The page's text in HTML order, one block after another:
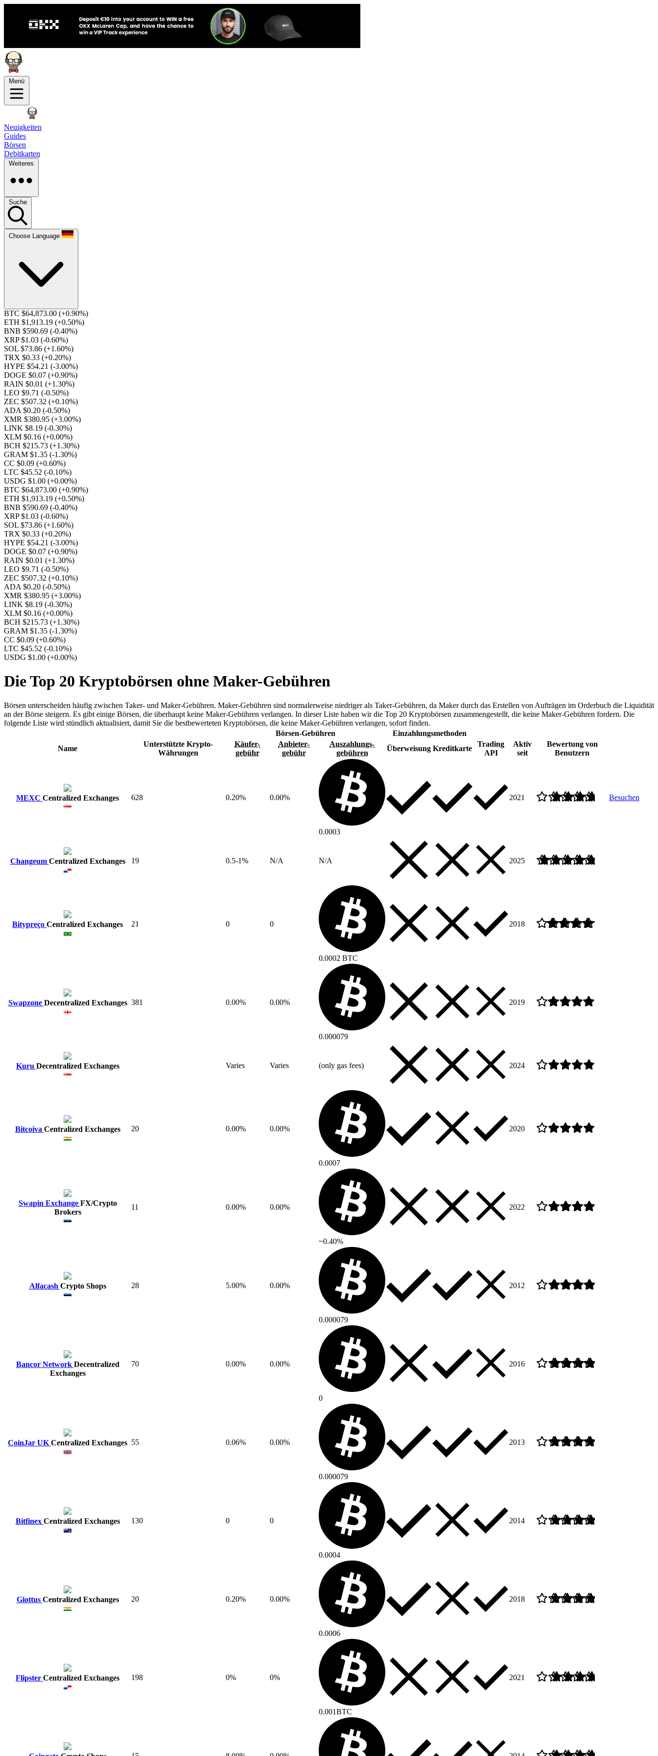
Menü
Neuigkeiten
Guides
Börsen
Debitkarten
Weiteres
Suche
Choose Language
BTC $64,873.00 (+0.90%)
ETH $1,913.19 (+0.50%)
BNB $590.69 (-0.40%)
XRP $1.03 (-0.60%)
SOL $73.86 (+1.60%)
TRX $0.33 (+0.20%)
HYPE $54.21 (-3.00%)
DOGE $0.07 (+0.90%)
RAIN $0.01 (+1.30%)
LEO $9.71 (-0.50%)
ZEC $507.32 (+0.10%)
ADA $0.20 (-0.50%)
XMR $380.95 (+3.00%)
LINK $8.19 (-0.30%)
XLM $0.16 (+0.00%)
BCH $215.73 (+1.30%)
GRAM $1.35 (-1.30%)
CC $0.09 (+0.60%)
LTC $45.52 (-0.10%)
USDG $1.00 (+0.00%)
BTC $64,873.00 (+0.90%)
ETH $1,913.19 (+0.50%)
BNB $590.69 (-0.40%)
XRP $1.03 (-0.60%)
SOL $73.86 (+1.60%)
TRX $0.33 (+0.20%)
HYPE $54.21 (-3.00%)
DOGE $0.07 (+0.90%)
RAIN $0.01 (+1.30%)
LEO $9.71 (-0.50%)
ZEC $507.32 (+0.10%)
ADA $0.20 (-0.50%)
XMR $380.95 (+3.00%)
LINK $8.19 (-0.30%)
XLM $0.16 (+0.00%)
BCH $215.73 (+1.30%)
GRAM $1.35 (-1.30%)
CC $0.09 (+0.60%)
LTC $45.52 (-0.10%)
USDG $1.00 (+0.00%)
Die Top 20 Kryptobörsen ohne Maker-Gebühren
Börsen unterscheiden häufig zwischen Taker- und Maker-Gebühren. Maker-Gebühren sind normalerweise niedriger als Taker-Gebühren, da Maker durch das Erstellen von Aufträgen im Orderbuch die Liquidität
an der Börse steigern. Es gibt einige Börsen, die überhaupt keine Maker-Gebühren verlangen. In dieser Liste haben wir die Top 20 Kryptobörsen zusammengestellt, die keine Maker-Gebühren fordern. Die
folgende Liste wird stündlich aktualisiert, damit Sie die bestbewerteten Kryptobörsen, die keine Maker-Gebühren verlangen, sofort finden.
Börsen-Gebühren
Einzahlungsmethoden
Name
Unterstützte Krypto-
Währungen
Käufer-
gebühr
Anbieter-
gebühr
Auszahlungs-
gebühren
Überweisung Kreditkarte
Trading
API
Aktiv
seit
Bewertung von
Benutzern
MEXC Centralized Exchanges 628 0.20% 0.00%
0.0003
2021 Besuchen
Changeum Centralized Exchanges 19 0.5-1% N/A N/A 2025
Bitypreço Centralized Exchanges 21 0 0
0.0002 BTC
2018
Swapzone Decentralized Exchanges 381 0.00% 0.00%
0.000079
2019
Kuru Decentralized Exchanges Varies Varies (only gas fees) 2024
Bitcoiva Centralized Exchanges 20 0.00% 0.00%
0.0007
2020
Swapin Exchange FX/Crypto
Brokers
11 0.00% 0.00%
~0.40%
2022
Alfacash Crypto Shops 28 5.00% 0.00%
0.000079
2012
Bancor Network Decentralized
Exchanges
70 0.00% 0.00%
0
2016
CoinJar UK Centralized Exchanges 55 0.06% 0.00%
0.000079
2013
Bitfinex Centralized Exchanges 130 0 0
0.0004
2014
Giottus Centralized Exchanges 20 0.20% 0.00%
0.0006
2018
Flipster Centralized Exchanges 198 0% 0%
0.001BTC
2021